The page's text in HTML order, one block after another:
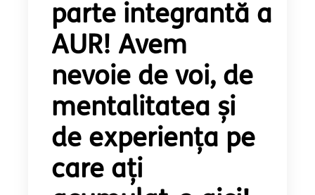
parte integrantă a
AUR! Avem
nevoie de voi, de
mentalitatea și
de experiența pe
care ați